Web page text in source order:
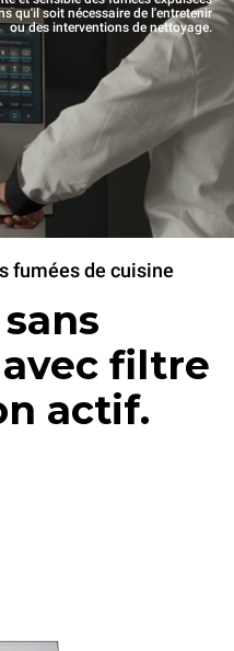
qu'il soit nécessaire de l'entretenir
ou des interventions de nettoyage.
fumées de cuisine
filtre
actif.